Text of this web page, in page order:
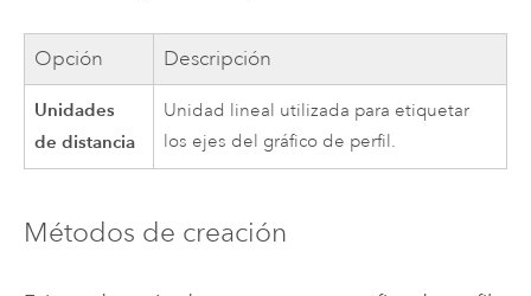
Opción Descripción
Unidades
de distancia
Unidad lineal utilizada para etiquetar
los ejes del gráfico de perfil.
Métodos de creación